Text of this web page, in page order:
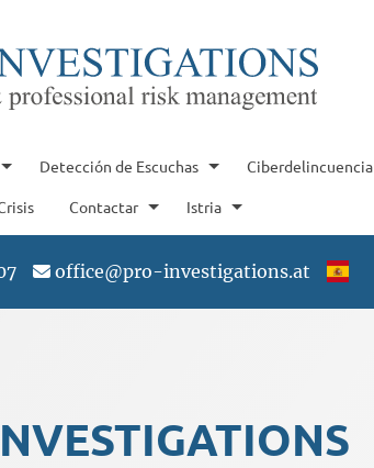
Detección de Escuchas Ciberdelincuencia
Contactar Istria
office@pro-investigations.at